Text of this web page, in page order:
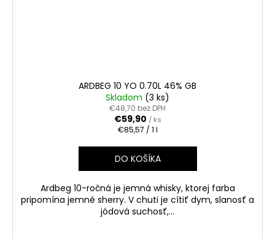
ARDBEG 10 YO 0.70L 46% GB
Skladom (3 ks)
€48,70 bez DPH
€59,90 / ks
Jednotková
€85,57 / 1 l
DO KOŠÍKA
Ardbeg 10-ročná je jemná whisky, ktorej farba
pripomína jemné sherry. V chuti je cítiť dym, slanosť a
jódová suchosť,...